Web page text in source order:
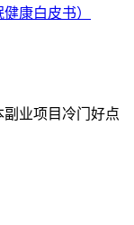
康白皮书）
业项目冷门好点